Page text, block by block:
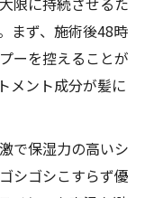
まず、施術後48時
ーを控えることが
メント成分が髪に
で保湿力の高いシ
シゴシこすらず優